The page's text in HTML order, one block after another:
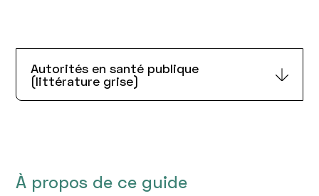
Autorités en santé publique
(littérature grise)
À propos de ce guide